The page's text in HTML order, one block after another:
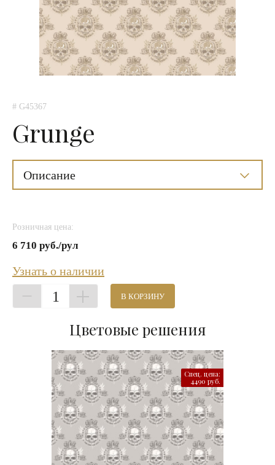
# G45367
Grunge
Описание
Розничная цена:
6 710 руб./рул
Узнать о наличии
1 В КОРЗИНУ
Цветовые решения
Спец. цена:
4490 руб.